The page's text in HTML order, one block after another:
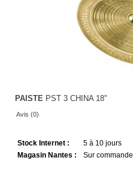
PAISTE PST 3 CHINA 18"
Avis (0)
Stock Internet :
5 à 10 jours
Magasin Nantes :
Sur commande